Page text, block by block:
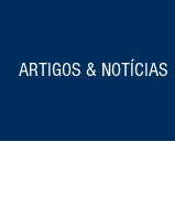
ARTIGOS & NOTÍCIAS